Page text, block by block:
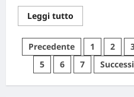
Leggi tutto
di
su
Come
le
API
trasformano
Paginazione
degli
articoli
Precedente 1 2
5
6 7